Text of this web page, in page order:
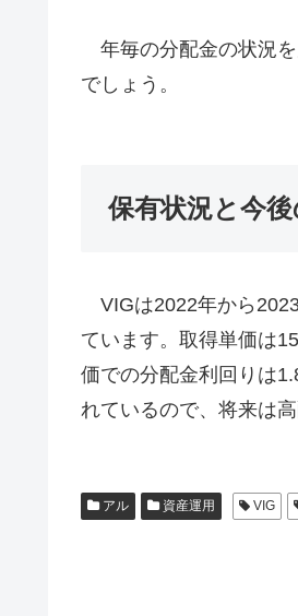
年毎の分配金の状況を
でしょう。
保有状況と今
VIGは2022年から
ています。取得単価は
価での分配金利回りは
れているので、将来は
アル 資産運用 VIG